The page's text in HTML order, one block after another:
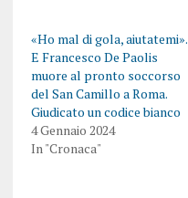
«Ho mal di gola, aiutatemi».
E Francesco De Paolis
muore al pronto soccorso
del San Camillo a Roma.
Giudicato un codice bianco
4 Gennaio 2024
In "Cronaca"